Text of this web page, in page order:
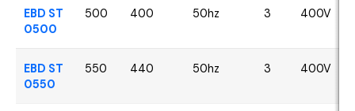
EBD ST
0500
500 400 50hz 3 400V
EBD ST
0550
550 440 50hz 3 400V